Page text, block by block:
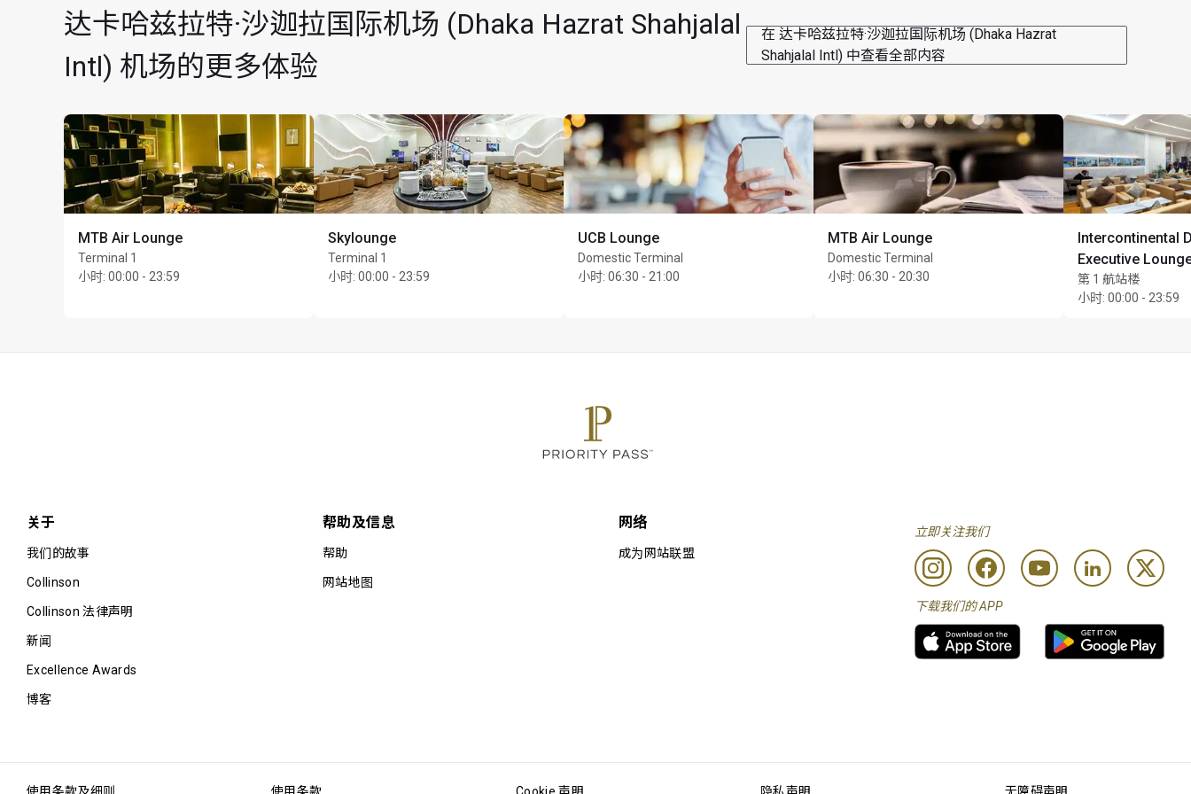
达卡哈兹拉特·沙迦拉国际机场 (Dhaka Hazrat Shahjalal
Intl) 机场的更多体验
在 达卡哈兹拉特·沙迦拉国际机场 (Dhaka Hazrat
Shahjalal Intl) 中查看全部内容
MTB Air Lounge
Terminal 1
小时: 00:00 - 23:59
Skylounge
Terminal 1
小时: 00:00 - 23:59
UCB Lounge
Domestic Terminal
小时: 06:30 - 21:00
MTB Air Lounge
Domestic Terminal
小时: 06:30 - 20:30
Intercontinental
Executive
第 1 航站楼
小时: 00:00 - 23:59
关于
我们的故事
Collinson
Collinson 法律声明
新闻
Excellence Awards
博客
帮助及信息
帮助
网站地图
网络
成为网站联盟
立即关注我们
下载我们的 APP